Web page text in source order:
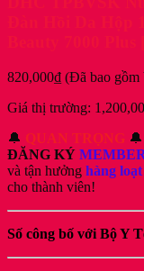
820,000₫ (Đã bao gồm
Giá thị trường:
🔔 QUAN TRỌNG 🔔
ĐĂNG KÝ
và tận hưởng hàng
cho thành viên!
Số công bố với Bộ Y